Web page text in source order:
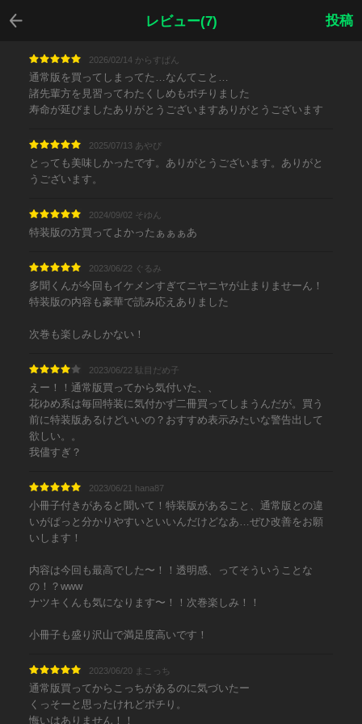
レビュー(7)
戻る
投稿
2026/02/14 からすぱん
通常版を買ってしまってた…なんてこと…
諸先輩方を見習ってわたくしめもポチりました
寿命が延びましたありがとうございますありがとうございます
2025/07/13 あやぴ
とっても美味しかったです。ありがとうございます。ありがと
うございます。
2024/09/02 そゆん
特装版の方買ってよかったぁぁぁあ
2023/06/22 ぐるみ
多聞くんが今回もイケメンすぎてニヤニヤが止まりませーん！
特装版の内容も豪華で読み応えありました
次巻も楽しみしかない！
2023/06/22 駄目だめ子
えー！！通常版買ってから気付いた、、
花ゆめ系は毎回特装に気付かず二冊買ってしまうんだが。買う
前に特装版あるけどいいの？おすすめ表示みたいな警告出して
欲しい。。
我儘すぎ？
2023/06/21 hana87
小冊子付きがあると聞いて！特装版があること、通常版との違
いがぱっと分かりやすいといいんだけどなあ…ぜひ改善をお願
いします！
内容は今回も最高でした〜！！透明感、ってそういうことな
の！？www
ナツキくんも気になります〜！！次巻楽しみ！！
小冊子も盛り沢山で満足度高いです！
2023/06/20 まこっち
通常版買ってからこっちがあるのに気づいたー
くっそーと思ったけれどポチり。
悔いはありません！！